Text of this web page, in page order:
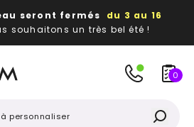
seront fermés du 3 au 16
souhaitons un très bel été !
0